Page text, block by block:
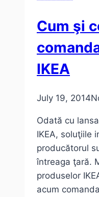
Cum şi
IKEA
July 19, 2014
Odată cu
IKEA, soluţiile
producătorul
întreaga ţară.
produselor
acum